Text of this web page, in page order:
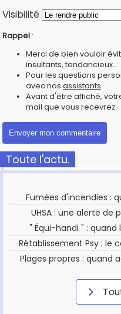
Visibilité
Rappel :
Merci de bien vouloir
insultants, tendancieux...
Pour les questions
avec nos assistants
Avant d'être affiché,
mail que vous recevrez.
Toute l'actu.
Fumées d'incendies :
UHSA : une alerte de
" Équi-handi " :
Rétablissement Psy : le
Plages propres : quand